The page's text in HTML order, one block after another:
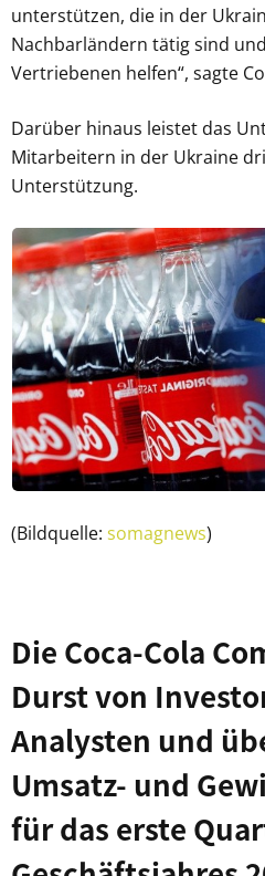
unterstützen, die in der
Nachbarländern tätig sind
Vertriebenen helfen“, sagte
Darüber hinaus leistet das
Mitarbeitern in der Ukraine
Unterstützung.
(Bildquelle: somagnews)
Die Coca-Cola
Durst von
Analysten und
Umsatz- und
für das erste